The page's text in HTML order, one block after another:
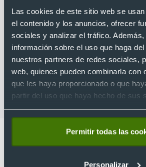
Las cookies de este sitio web se
el contenido y los anuncios, ofrecer
sociales y analizar el tráfico.
información sobre el uso que haga
nuestros partners de redes sociales,
web, quienes pueden combinarla con
que les haya proporcionado o que
partir del uso que haya hecho de sus
Permitir todas las
Personalizar
Agenda diaria
personalizada